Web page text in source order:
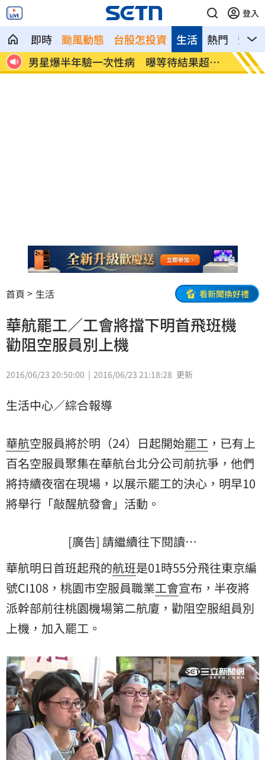
登入
即時 颱風動態 台股怎投資 熱門 影音
生活
追
男星爆半年驗一次性病 曝等待結果超忐
忑
佐藤
停
首頁 生活 看新聞換好禮
華航罷工／工會將擋下明首飛班機
勸阻空服員別上機
2016/06/23 20:50:00 2016/06/23 21:18:28 更新
生活中心／綜合報導
華航空服員將於明（24）日起開始罷工 ，已有上
百名空服員聚集在華航台北分公司前抗爭，他們
將持續夜宿在現場，以展示罷工的決心，明早10
將舉行「敲醒航發會」活動。
[廣告] 請繼續往下閱讀…
華航明日首班起飛的航班是01時55分飛往東京編
號CI108，桃園市空服員職業工會宣布，半夜將
派幹部前往桃園機場第二航廈，勸阻空服組員別
上機，加入罷工。